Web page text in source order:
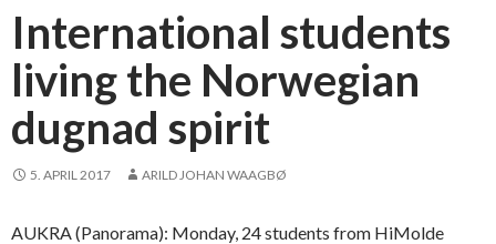
International students
living the Norwegian
dugnad spirit
5. APRIL 2017 ARILD JOHAN WAAGBØ
AUKRA (Panorama): Monday, 24 students from HiMolde